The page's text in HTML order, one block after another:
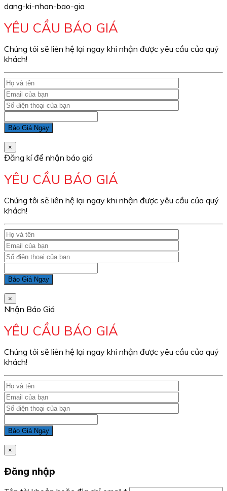
dang-ki-nhan-bao-gia
YÊU CẦU BÁO GIÁ
Chúng tôi sẽ liên hệ lại ngay khi nhận được yêu cầu của quý
khách!
×
Đăng kí để nhận báo giá
YÊU CẦU BÁO GIÁ
Chúng tôi sẽ liên hệ lại ngay khi nhận được yêu cầu của quý
khách!
×
Nhận Báo Giá
YÊU CẦU BÁO GIÁ
Chúng tôi sẽ liên hệ lại ngay khi nhận được yêu cầu của quý
khách!
×
Đăng nhập